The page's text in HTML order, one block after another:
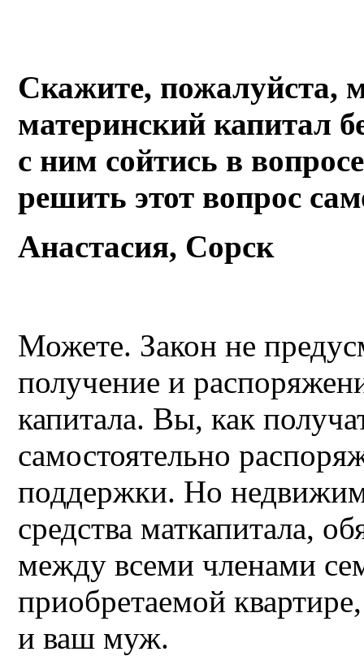
Скажите, пожалуйста,
материнский капитал
с ним сойтись в
решить этот вопрос
Анастасия, Сорск
Можете. Закон не
получение и
капитала. Вы, как
самостоятельно
поддержки. Но
средства маткапитала,
между всеми членами
приобретаемой
и ваш муж.